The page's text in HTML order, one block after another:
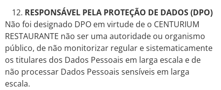
RESPONSÁVEL PELA PROTEÇÃO DE DADOS (DPO)
Não foi designado DPO em virtude de o CENTURIUM
RESTAURANTE não ser uma autoridade ou organismo
público, de não monitorizar regular e sistematicamente
os titulares dos Dados Pessoais em larga escala e de
não processar Dados Pessoais sensíveis em larga
escala.